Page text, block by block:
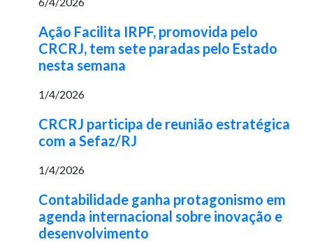
Ação Facilita IRPF, promovida pelo
CRCRJ, tem sete paradas pelo Estado
nesta semana
1/4/2026
CRCRJ participa de reunião estratégica
com a Sefaz/RJ
1/4/2026
Contabilidade ganha protagonismo em
agenda internacional sobre inovação e
desenvolvimento